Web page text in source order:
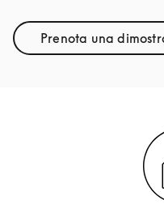
Prenota una Link